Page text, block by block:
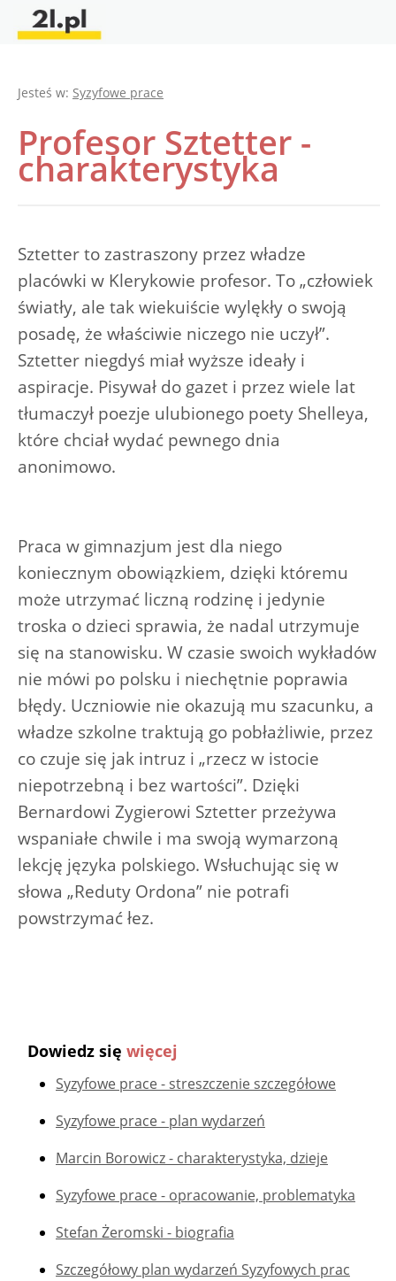
Jesteś w: Syzyfowe prace
Profesor Sztetter -
charakterystyka
Sztetter to zastraszony przez władze
placówki w Klerykowie profesor. To „człowiek
światły, ale tak wiekuiście wylękły o swoją
posadę, że właściwie niczego nie uczył”.
Sztetter niegdyś miał wyższe ideały i
aspiracje. Pisywał do gazet i przez wiele lat
tłumaczył poezje ulubionego poety Shelleya,
które chciał wydać pewnego dnia
anonimowo.
Praca w gimnazjum jest dla niego
koniecznym obowiązkiem, dzięki któremu
może utrzymać liczną rodzinę i jedynie
troska o dzieci sprawia, że nadal utrzymuje
się na stanowisku. W czasie swoich wykładów
nie mówi po polsku i niechętnie poprawia
błędy. Uczniowie nie okazują mu szacunku, a
władze szkolne traktują go pobłażliwie, przez
co czuje się jak intruz i „rzecz w istocie
niepotrzebną i bez wartości”. Dzięki
Bernardowi Zygierowi Sztetter przeżywa
wspaniałe chwile i ma swoją wymarzoną
lekcję języka polskiego. Wsłuchując się w
słowa „Reduty Ordona” nie potrafi
powstrzymać łez.
Dowiedz się więcej
Syzyfowe prace - streszczenie szczegółowe
Syzyfowe prace - plan wydarzeń
Marcin Borowicz - charakterystyka, dzieje
Syzyfowe prace - opracowanie, problematyka
Stefan Żeromski - biografia
Szczegółowy plan wydarzeń Syzyfowych prac